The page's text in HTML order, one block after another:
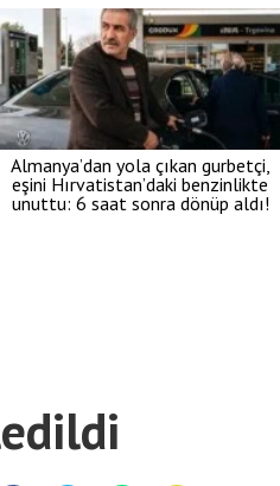
Almanya’dan yola çıkan gurbetçi,
eşini Hırvatistan’daki benzinlikte
unuttu: 6 saat sonra dönüp aldı!